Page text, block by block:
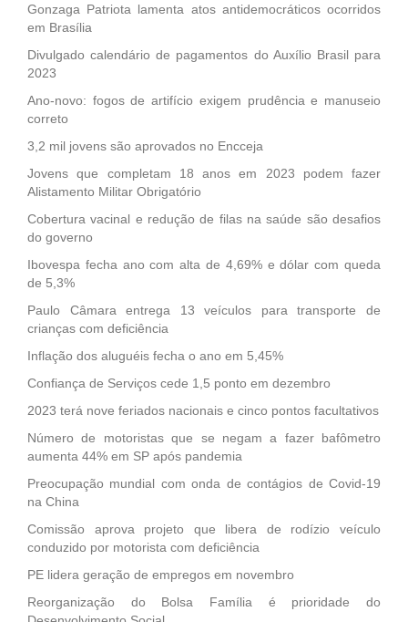
Gonzaga Patriota lamenta atos antidemocráticos ocorridos
em Brasília
Divulgado calendário de pagamentos do Auxílio Brasil para
2023
Ano-novo: fogos de artifício exigem prudência e manuseio
correto
3,2 mil jovens são aprovados no Encceja
Jovens que completam 18 anos em 2023 podem fazer
Alistamento Militar Obrigatório
Cobertura vacinal e redução de filas na saúde são desafios
do governo
Ibovespa fecha ano com alta de 4,69% e dólar com queda
de 5,3%
Paulo Câmara entrega 13 veículos para transporte de
crianças com deficiência
Inflação dos aluguéis fecha o ano em 5,45%
Confiança de Serviços cede 1,5 ponto em dezembro
2023 terá nove feriados nacionais e cinco pontos facultativos
Número de motoristas que se negam a fazer bafômetro
aumenta 44% em SP após pandemia
Preocupação mundial com onda de contágios de Covid-19
na China
Comissão aprova projeto que libera de rodízio veículo
conduzido por motorista com deficiência
PE lidera geração de empregos em novembro
Reorganização do Bolsa Família é prioridade do